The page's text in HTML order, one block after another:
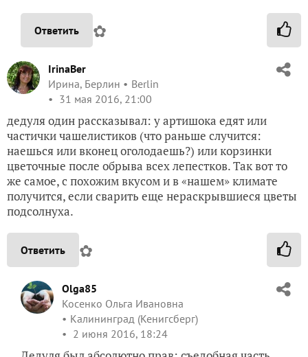
Ответить ✿
IrinaBer
Ирина, Берлин
Berlin
31 мая 2016, 21:00
дедуля один рассказывал: у артишока едят или
частички чашелистиков (что раньше случится:
наешься или вконец оголодаешь?) или корзинки
цветочные после обрыва всех лепестков. Так вот то
же самое, с похожим вкусом и в «нашем» климате
получится, если сварить еще нераскрывшиеся цветы
подсолнуха.
Ответить ✿
Olga85
Косенко Ольга Ивановна
Калининград (Кенигсберг)
2 июня 2016, 18:24